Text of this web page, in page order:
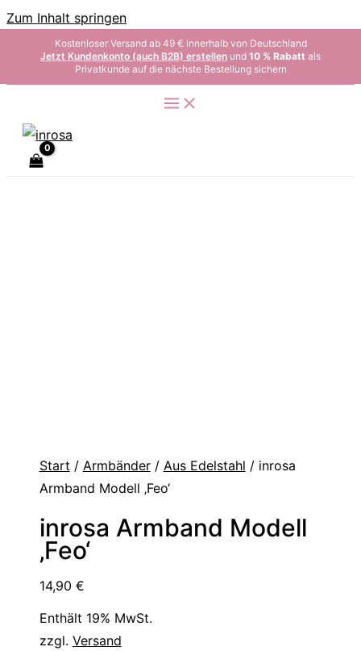
Zum Inhalt springen
Kostenloser Versand ab 49 € innerhalb von Deutschland
Jetzt Kundenkonto (auch B2B) erstellen und 10 % Rabatt als
Privatkunde auf die nächste Bestellung sichern
Start / Armbänder/ Aus Edelstahl / inrosa
Armband Modell ‚Feo‘
inrosa Armband Modell
‚Feo‘
14,90 €
Enthält 19% MwSt.
zzgl. Versand